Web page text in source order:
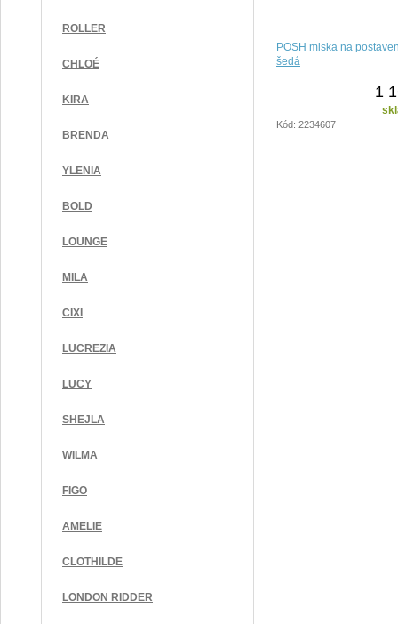
ROLLER
CHLOÉ
KIRA
BRENDA
YLENIA
BOLD
LOUNGE
MILA
CIXI
LUCREZIA
LUCY
SHEJLA
WILMA
FIGO
AMELIE
CLOTHILDE
LONDON RIDDER
POSH miska na
šedá
1
Kód: 2234607